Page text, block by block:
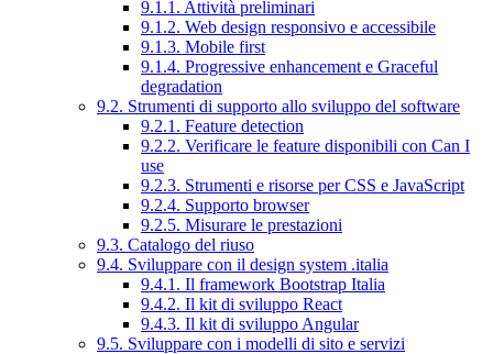
9.1.1. Attività preliminari
9.1.2. Web design responsivo e accessibile
9.1.3. Mobile first
9.1.4. Progressive enhancement e Graceful
degradation
9.2. Strumenti di supporto allo sviluppo del software
9.2.1. Feature detection
9.2.2. Verificare le feature disponibili con Can I
use
9.2.3. Strumenti e risorse per CSS e JavaScript
9.2.4. Supporto browser
9.2.5. Misurare le prestazioni
9.3. Catalogo del riuso
9.4. Sviluppare con il design system .italia
9.4.1. Il framework Bootstrap Italia
9.4.2. Il kit di sviluppo React
9.4.3. Il kit di sviluppo Angular
9.5. Sviluppare con i modelli di sito e servizi